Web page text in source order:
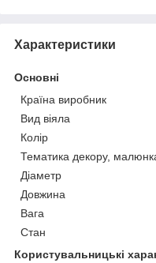
Характеристики
Основні
Країна виробник
Вид віяла
Колір
Тематика декору,
Діаметр
Довжина
Вага
Стан
Користувальницькі